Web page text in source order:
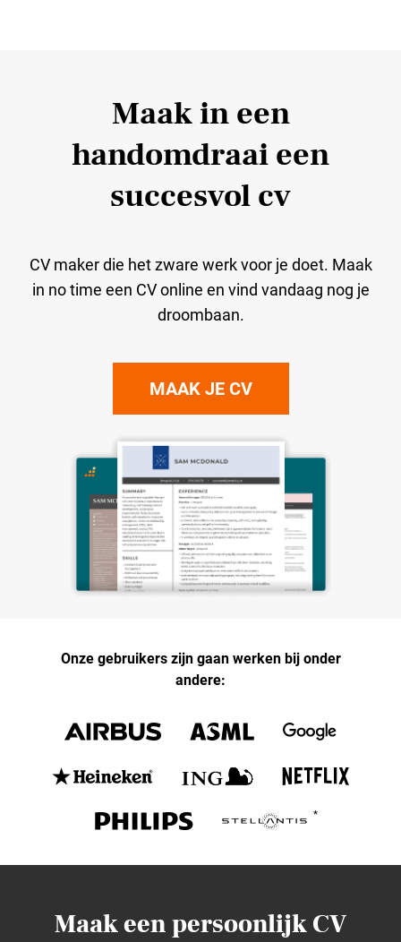
Maak in een
handomdraai een
succesvol cv
CV maker die het zware werk voor je doet. Maak
in no time een CV online en vind vandaag nog je
droombaan.
MAAK JE CV
Onze gebruikers zijn gaan werken bij onder
andere:
Maak een persoonlijk CV